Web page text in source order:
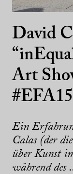
David
Art
#EFA15
Ein
Calas (der
über Kunst
während des